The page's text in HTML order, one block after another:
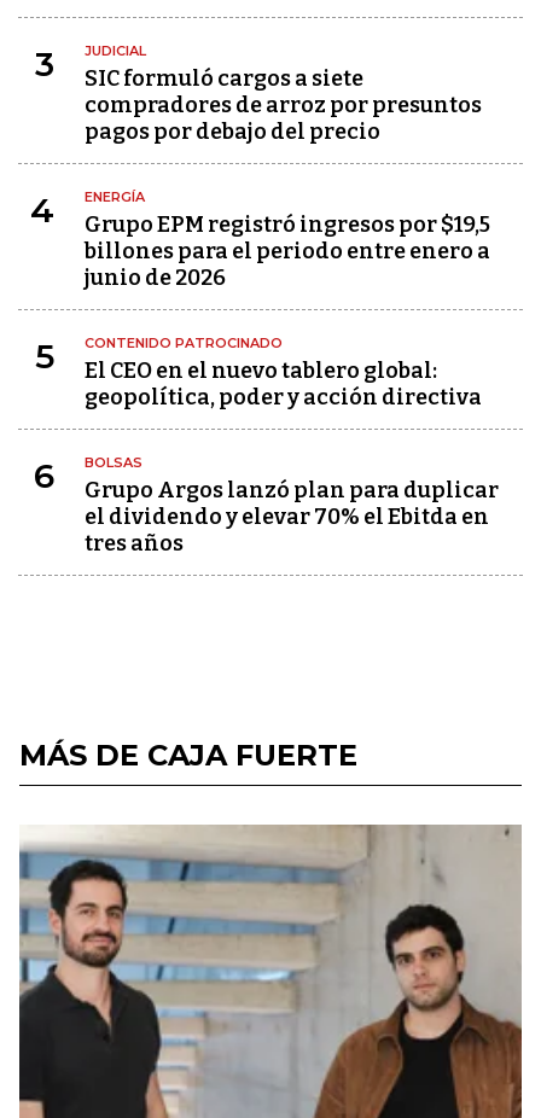
3 JUDICIAL
SIC formuló cargos a siete
compradores de arroz por presuntos
pagos por debajo del precio
4 ENERGÍA
Grupo EPM registró ingresos por $19,5
billones para el periodo entre enero a
junio de 2026
5 CONTENIDO PATROCINADO
El CEO en el nuevo tablero global:
geopolítica, poder y acción directiva
6 BOLSAS
Grupo Argos lanzó plan para duplicar
el dividendo y elevar 70% el Ebitda en
tres años
MÁS DE CAJA FUERTE